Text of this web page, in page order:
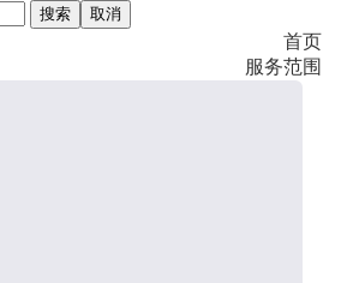
搜索 取消
首页
服务范围